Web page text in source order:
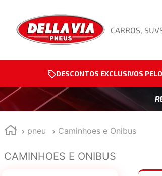
CARROS,
DESCONTOS EXCLUSIVOS
pneu Caminhoes e Onibus
CAMINHOES E ONIBUS